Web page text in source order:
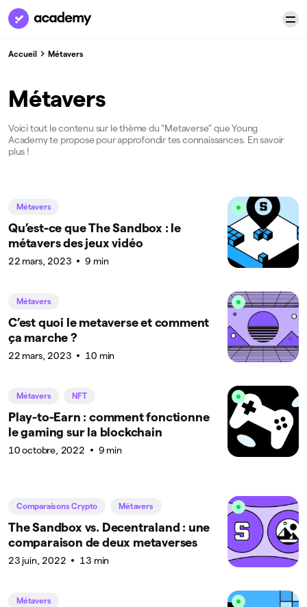
Accueil Métavers
Métavers
Voici tout le contenu sur le thème du "Metaverse" que Young
Academy te propose pour approfondir tes connaissances. En savoir
plus !
Métavers
Qu’est-ce que The Sandbox : le
métavers des jeux vidéo
22 mars, 2023 9 min
Métavers
C’est quoi le metaverse et comment
ça marche ?
22 mars, 2023 10 min
Métavers NFT
Play-to-Earn : comment fonctionne
le gaming sur la blockchain
10 octobre, 2022 9 min
Comparaisons Crypto Métavers
The Sandbox vs. Decentraland : une
comparaison de deux metaverses
23 juin, 2022 13 min
Métavers